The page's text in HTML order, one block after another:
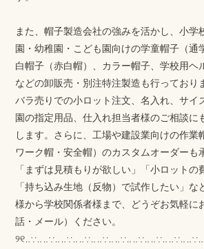
また、帽子製造会社の強みを活かし、小学
園・幼稚園・こども園向けの学童帽子（通
白帽子（赤白帽）、カラー帽子、学校用ヘ
などの卸販売・別注特注製造も行っており
バラ売りでの小ロット注文、名入れ、サイ
園の指定用品、仕入れ担当者様のご相談に
します。さらに、工場や建設業向けの作業
ワーク帽・安全帽）のカスタムオーダーも
「まずは見積もりが欲しい」「小ロットの
「持ち込み生地（反物）で試作したい」な
様から学校関係者様まで、どうぞお気軽に
話・メール）ください。